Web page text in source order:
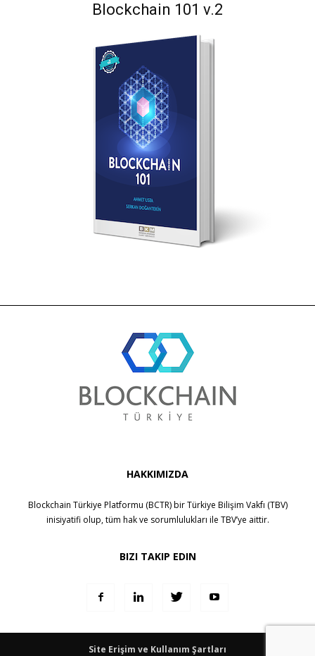
Blockchain 101 v.2
HAKKIMIZDA
Blockchain Türkiye Platformu (BCTR) birTürkiye Bilişim Vakfı (TBV)
inisiyatifi olup, tüm hak ve sorumlulukları ile TBV’ye aittir.
BIZI TAKIP EDIN
Site Erişim ve Kullanım Şartları